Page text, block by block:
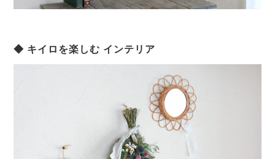
◆ キイロを楽しむ インテリア